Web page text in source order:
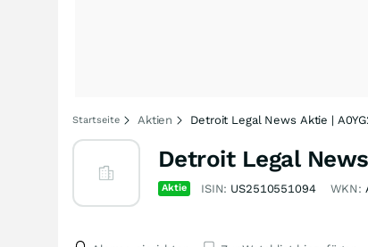
Startseite Aktien Detroit Legal News Aktie |
Detroit Legal
Aktie ISIN: US2510551094 WKN: